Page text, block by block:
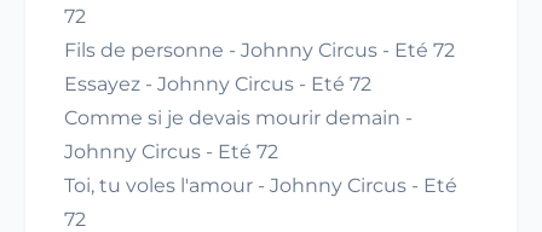
72
Fils de personne - Johnny Circus - Eté 72
Essayez - Johnny Circus - Eté 72
Comme si je devais mourir demain -
Johnny Circus - Eté 72
Toi, tu voles l'amour - Johnny Circus - Eté
72